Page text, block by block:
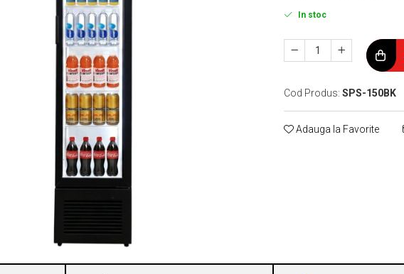
In stoc
Cod Produs: SPS-150BK
Adauga la Favorite